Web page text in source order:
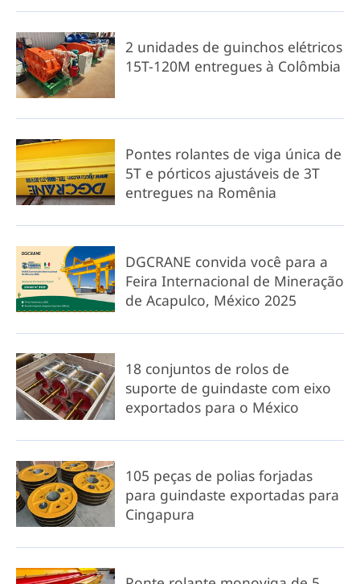
2 unidades de guinchos elétricos
15T-120M entregues à Colômbia
Pontes rolantes de viga única de
5T e pórticos ajustáveis de 3T
entregues na Romênia
DGCRANE convida você para a
Feira Internacional de Mineração
de Acapulco, México 2025
18 conjuntos de rolos de
suporte de guindaste com eixo
exportados para o México
105 peças de polias forjadas
para guindaste exportadas para
Cingapura